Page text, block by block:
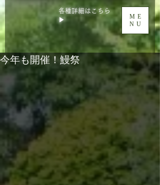
ME
NU
各種詳細はこちら
▶
今年も開催！鰻祭